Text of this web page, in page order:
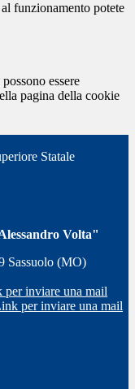
funzionamento potete
essere
pagina della cookie
Statale
Volta"
Sassuolo (MO)
per inviare una mail
per inviare una mail